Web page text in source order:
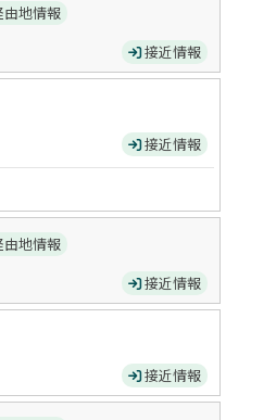
由地情報
接近情報
接近情報
由地情報
接近情報
接近情報